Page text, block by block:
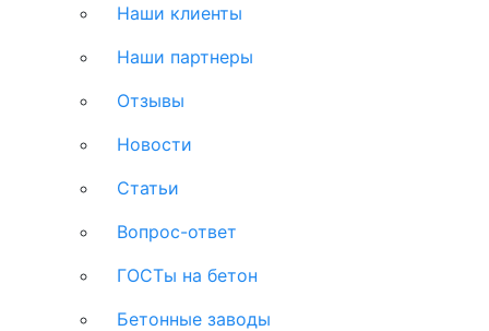
Наши клиенты
Наши партнеры
Отзывы
Новости
Статьи
Вопрос-ответ
ГОСТы на бетон
Бетонные заводы